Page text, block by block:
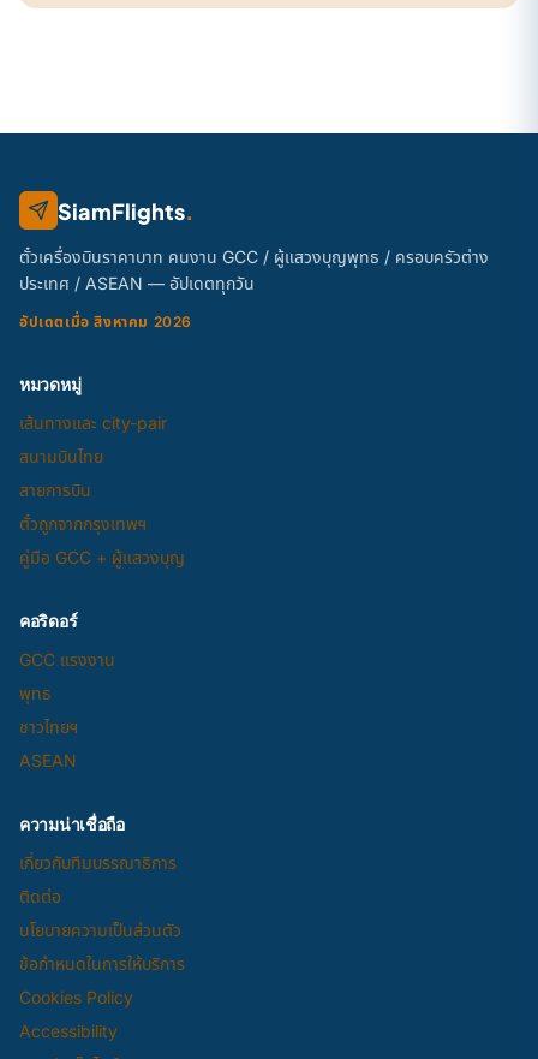
SiamFlights.
ตั๋วเครื่องบินราคาบาท คนงาน GCC / ผู้แสวงบุญพุทธ / ครอบครัวต่าง
ประเทศ / ASEAN — อัปเดตทุกวัน
อัปเดตเมื่อ สิงหาคม 2026
หมวดหมู่
เส้นทางและ city-pair
สนามบินไทย
สายการบิน
ตั๋วถูกจากกรุงเทพฯ
คู่มือ GCC + ผู้แสวงบุญ
คอริดอร์
GCC แรงงาน
พุทธ
ชาวไทยฯ
ASEAN
ความน่าเชื่อถือ
เกี่ยวกับทีมบรรณาธิการ
ติดต่อ
นโยบายความเป็นส่วนตัว
ข้อกำหนดในการให้บริการ
Cookies Policy
Accessibility